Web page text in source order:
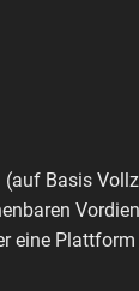
Basis
eine